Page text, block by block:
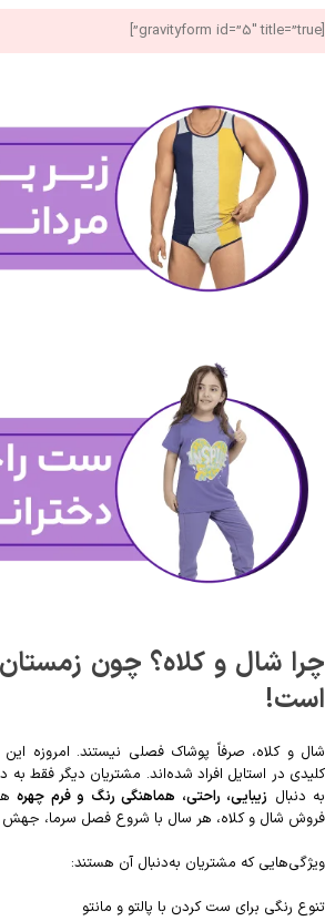
[gravityform id=”5″ title=”true”]
چرا شال و کلاه؟ چون
است!
شال و کلاه، صرفاً پوشاک فصلی نیستند. امروزه
کلیدی در استایل افراد شده‌اند. مشتریان دیگر فقط به
به دنبال زیبایی، راحتی، هماهنگی رنگ و فرم چهره
فروش شال و کلاه، هر سال با شروع فصل سرما، جهش
ویژگی‌هایی که مشتریان به‌دنبال آن هستند:
تنوع رنگی برای ست کردن با پالتو و مانتو